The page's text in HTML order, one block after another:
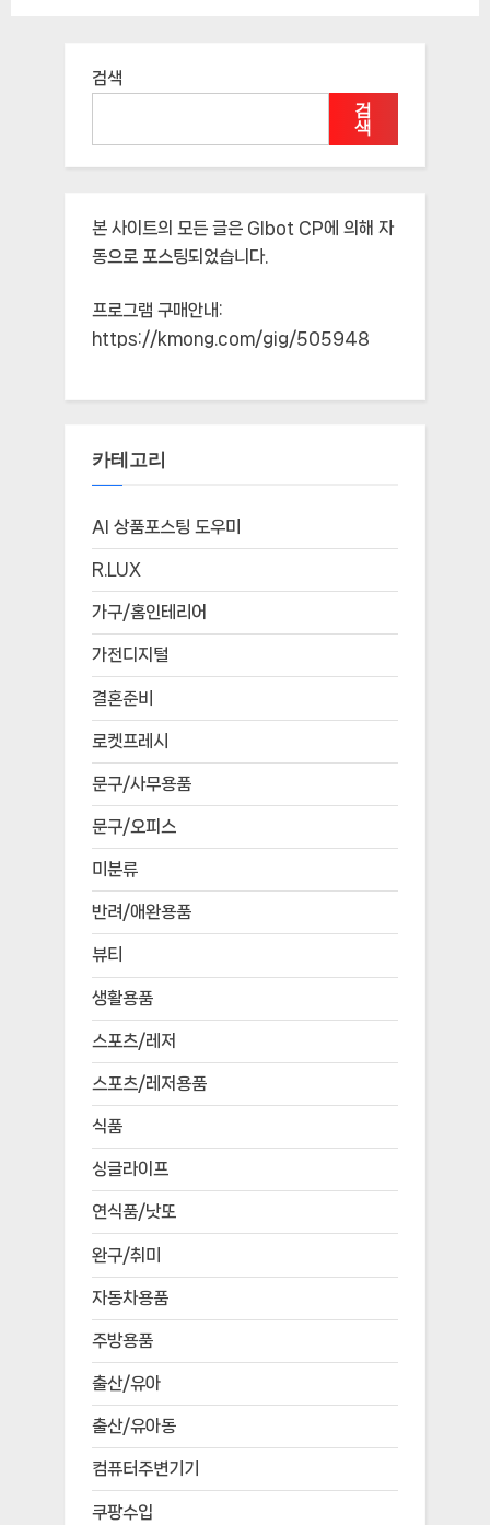
검색
검
색
본 사이트의 모든 글은 Glbot CP에 의해 자
동으로 포스팅되었습니다.
프로그램 구매안내:
https://kmong.com/gig/505948
카테고리
AI 상품포스팅 도우미
R.LUX
가구/홈인테리어
가전디지털
결혼준비
로켓프레시
문구/사무용품
문구/오피스
미분류
반려/애완용품
뷰티
생활용품
스포츠/레저
스포츠/레저용품
식품
싱글라이프
연식품/낫또
완구/취미
자동차용품
주방용품
출산/유아
출산/유아동
컴퓨터주변기기
쿠팡수입